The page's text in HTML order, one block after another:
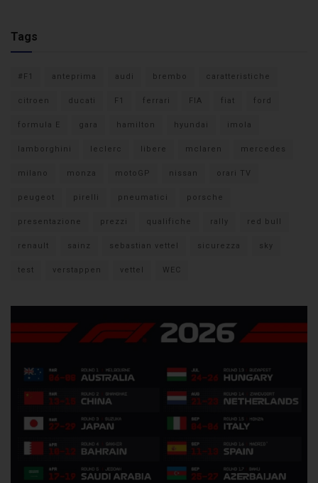
Tags
#F1 anteprima audi brembo caratteristiche
citroen ducati F1 ferrari FIA fiat ford
formula E gara hamilton hyundai imola
lamborghini leclerc libere mclaren mercedes
milano monza motoGP nissan orari TV
peugeot pirelli pneumatici porsche
presentazione prezzi qualifiche rally red bull
renault sainz sebastian vettel sicurezza sky
test verstappen vettel WEC